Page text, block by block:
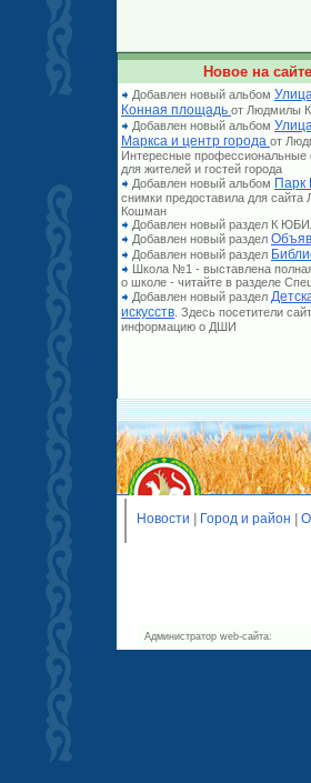
Новое на
Добавлен новый альбом
Конная площадь от Людмилы
Добавлен новый альбом
Маркса и центр города от
Интересные профессиональные
для жителей и гостей города
Добавлен новый альбом Парк
снимки предоставила для сайта
Кошман
Добавлен новый раздел К
Добавлен новый раздел
Добавлен новый раздел
Школа №1 - выставлена
о школе - читайте в разделе
Добавлен новый раздел
искусств . Здесь посетители
информацию о ДШИ
Новости Город и район
Администратор web-сайта: